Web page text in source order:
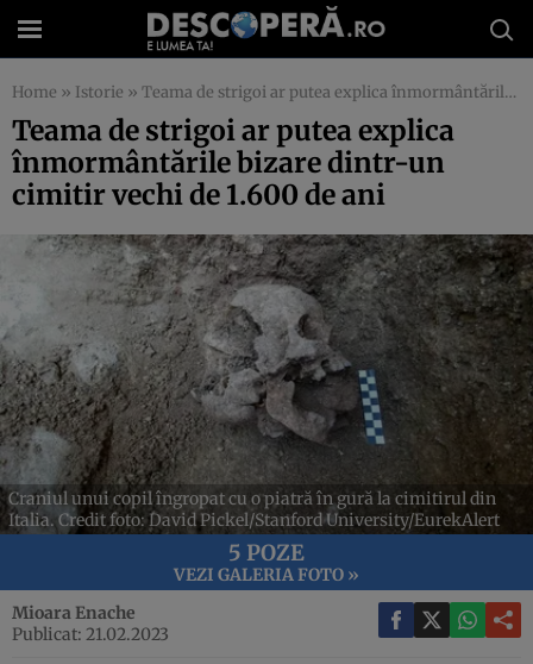
Home » Istorie » Teama de strigoi ar putea explica înmormântările bizare dintr-un cimitir vechi de 1.600 de ani
Teama de strigoi ar putea explica
înmormântările bizare dintr-un
cimitir vechi de 1.600 de ani
Craniul unui copil îngropat cu o piatră în gură la cimitirul din
Italia. Credit foto: David Pickel/Stanford University/EurekAlert
5 POZE
VEZI GALERIA FOTO »
Mioara Enache
Publicat: 21.02.2023